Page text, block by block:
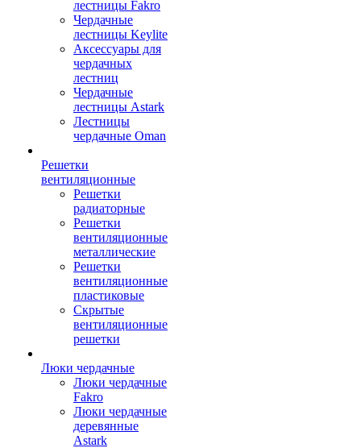
лестницы Fakro
Чердачные
лестницы Keylite
Аксессуары для
чердачных
лестниц
Чердачные
лестницы Astark
Лестницы
чердачные Oman
Решетки
вентиляционные
Решетки
радиаторные
Решетки
вентиляционные
металлические
Решетки
вентиляционные
пластиковые
Скрытые
вентиляционные
решетки
Люки чердачные
Люки чердачные
Fakro
Люки чердачные
деревянные
Astark